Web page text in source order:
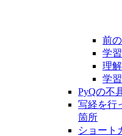
前
学
理
学
PyQの不
写経を行
箇所
ショート